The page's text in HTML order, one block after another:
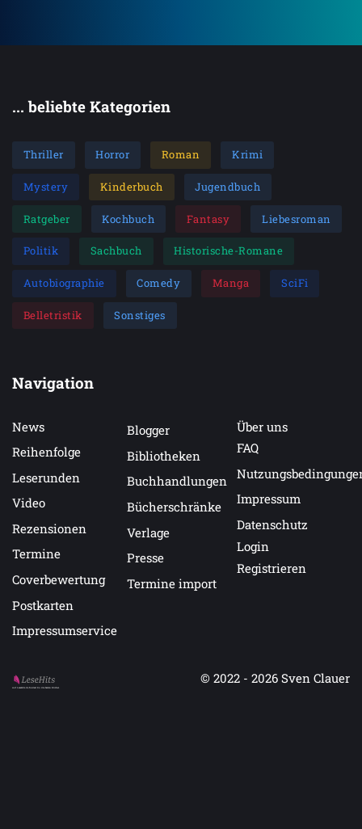
... beliebte Kategorien
Thriller Horror Roman Krimi
Mystery Kinderbuch Jugendbuch
Ratgeber Kochbuch Fantasy Liebesroman
Politik Sachbuch Historische-Romane
Autobiographie Comedy Manga SciFi
Belletristik Sonstiges
Navigation
News
Reihenfolge
Leserunden
Video
Rezensionen
Termine
Coverbewertung
Postkarten
Impressumservice
Blogger
Bibliotheken
Buchhandlungen
Bücherschränke
Verlage
Presse
Termine import
Über uns
FAQ
Impressum
Datenschutz
Login
Registrieren
Auf LeseHits.de findest Du die besten Bücher.
© 2022 - 2026 Sven Clauer